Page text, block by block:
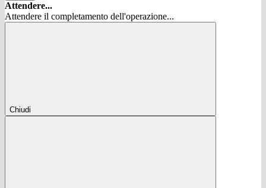
Attendere...
Attendere il completamento dell'operazione...
Chiudi